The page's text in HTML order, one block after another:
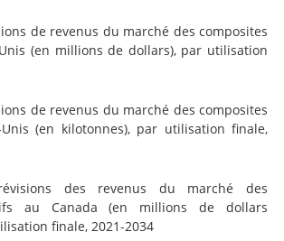
de revenus du marché des composites
(en millions de dollars), par utilisation
de revenus du marché des composites
Unis (en kilotonnes), par utilisation finale,
des revenus du marché des
au Canada (en millions de dollars
finale, 2021-2034